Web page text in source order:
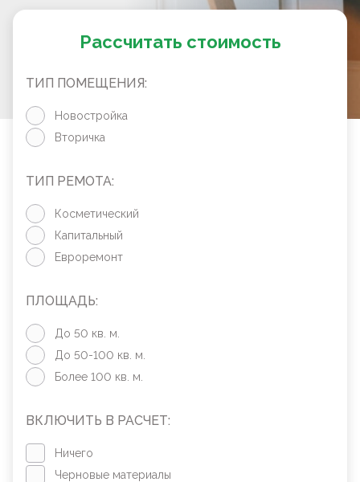
Рассчитать стоимость
ТИП ПОМЕЩЕНИЯ:
Новостройка
Вторичка
ТИП РЕМОТА:
Косметический
Капитальный
Евроремонт
ПЛОЩАДЬ:
До 50 кв. м.
До 50-100 кв. м.
Более 100 кв. м.
ВКЛЮЧИТЬ В РАСЧЕТ:
Ничего
Черновые материалы